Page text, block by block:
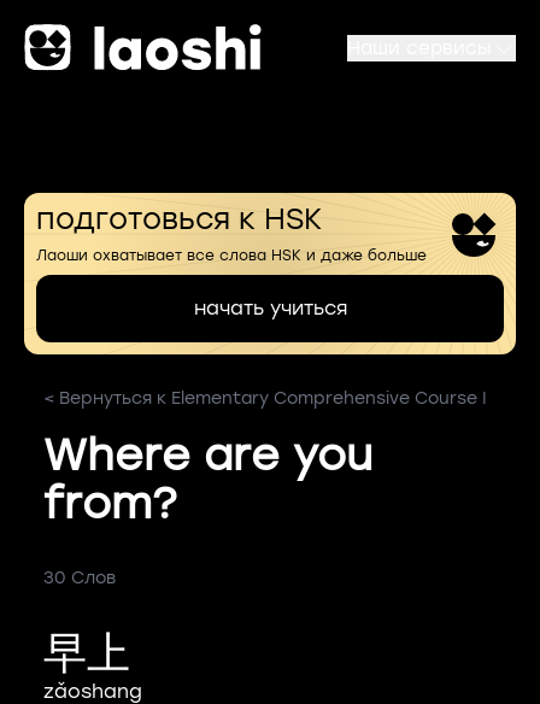
подготовься к HSK
Лаоши охватывает все слова HSK и даже больше
начать учиться
< Вернуться к Elementary Comprehensive Course I
Where are you
from?
30 Слов
早上
zǎoshang